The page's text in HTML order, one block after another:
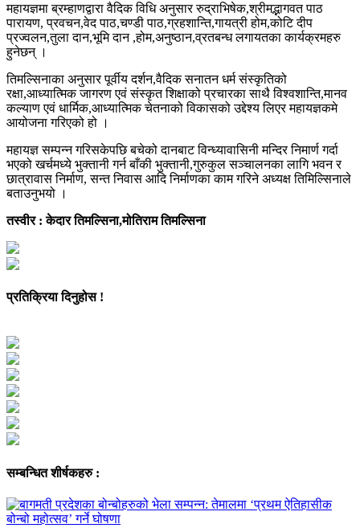
महायज्ञमा ब्रम्हाणद्वारा वैदिक विधि अनुसार रुद्राभिषेक,श्रीमद्भागवत पाठ
पारायण, प्रवचन,वेद पाठ,चण्डी पाठ,ग्रहशान्ति,गायत्री होम,कोटि दीप
प्रज्वलन,तुला दान,भूमि दान ,होम,अनुष्ठान,व्रतबन्ध लगायतका कार्यक्रमहरु
हुनेछन् ।
तिमल्सिनाका अनुसार पूर्वीय दर्शन,वैदिक सनातन धर्म संस्कृतिको
रक्षा,आध्यात्मिक जागरण एवं संस्कृत शिक्षाको प्रचारका साथै विश्वशान्ति,मानव
कल्याण एवं धार्मिक,आध्यात्मिक चेतनाको विकासको उद्देश्य लिएर महायज्ञकमे
आयोजना गरिएको हो ।
महायज्ञ सम्पन्न गरिसकेपछि बचेको दानबाट विन्ध्यावासिनी मन्दिर निमार्ण गर्दा
भएको खर्चमध्ये भुक्तानी गर्न बाँकी भुक्तानी,गुरुकुल सञ्चालनका लागि भवन र
छात्रावास निर्माण, सन्त निवास आदि निर्माणका काम गरिने अध्यक्ष तिमिल्सिनाले
बताउनुभयो ।
तस्वीर : केदार तिमल्सिना,मोतिराम तिमल्सिना
प्रतिक्रिया दिनुहोस !
सम्बन्धित शीर्षकहरु :